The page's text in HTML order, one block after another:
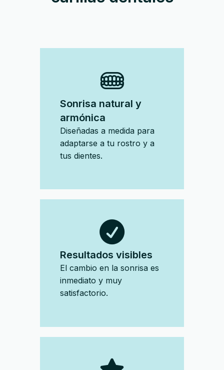
Sonrisa natural y
armónica
Diseñadas a medida para
adaptarse a tu rostro y a
tus dientes.
Resultados visibles
El cambio en la sonrisa es
inmediato y muy
satisfactorio.